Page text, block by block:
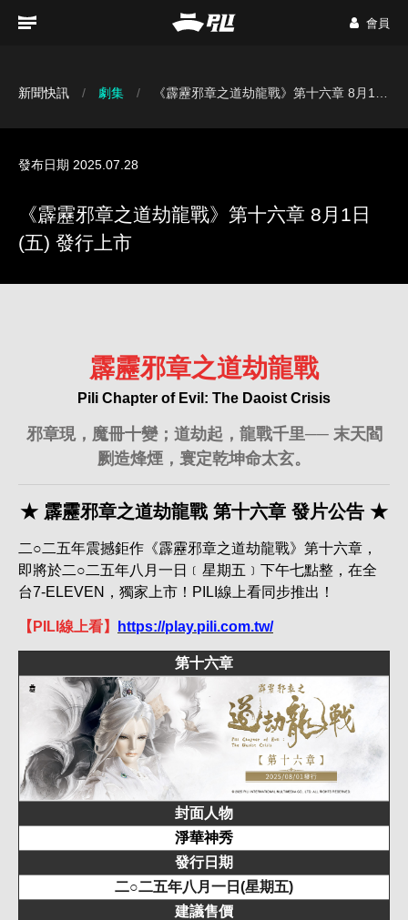
會員
新聞快訊 劇集 《霹靂邪章之道劫龍戰》第十六章 8月1日(五) 發行上市
發布日期 2025.07.28
《霹靂邪章之道劫龍戰》第十六章 8月1日
(五) 發行上市
霹靂邪章之道劫龍戰
Pili Chapter of Evil: The Daoist Crisis
邪章現，魔冊十變；道劫起，龍戰千里── 末天閻
劂造烽煙，寰定乾坤命太玄。
★ 霹靂邪章之道劫龍戰 第十六章 發片公告 ★
二○二五年震撼鉅作《霹靂邪章之道劫龍戰》第十六章，
即將於二○二五年八月一日﹝星期五﹞下午七點整，在全
台7-ELEVEN，獨家上市！PILI線上看同步推出！
【PILI線上看】 https://play.pili.com.tw/
第十六章
封面人物
淨華神秀
發行日期
二○二五年八月一日(星期五)
建議售價